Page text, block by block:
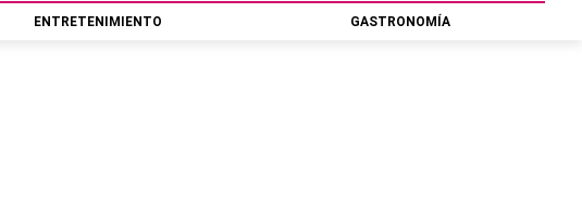
ENTRETENIMIENTO GASTRONOMÍA